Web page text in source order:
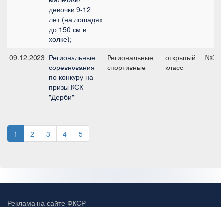
девочки 9-12
лет (на лошадях
до 150 см в
холке);
09.12.2023 Региональные
соревнования
по конкуру на
призы КСК
"Дерби"
Региональные
спортивные
открытый
класс
№3,
1 2 3 4 5
Реклама на сайте ФКСР